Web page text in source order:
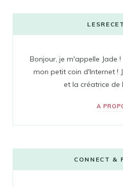
Bonjour, je m'appelle Jade
mon petit coin d'Internet !
et la créatrice de
A
CONNECT &